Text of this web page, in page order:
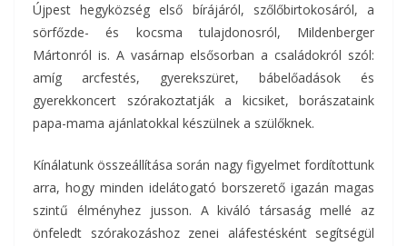
Újpest hegyközség első bírájáról, szőlőbirtokosáról, a
sörfőzde- és kocsma tulajdonosról, Mildenberger
Mártonról is. A vasárnap elsősorban a családokról szól:
amíg arcfestés, gyerekszüret, bábelőadások és
gyerekkoncert szórakoztatják a kicsiket, borászataink
papa-mama ajánlatokkal készülnek a szülőknek.
Kínálatunk összeállítása során nagy figyelmet fordítottunk
arra, hogy minden idelátogató borszerető igazán magas
szintű élményhez jusson. A kiváló társaság mellé az
önfeledt szórakozáshoz zenei aláfestésként segítségül